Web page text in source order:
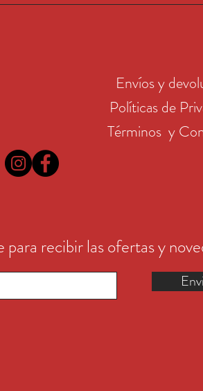
Envíos y
Políticas de
Términos y
para recibir las ofertas y